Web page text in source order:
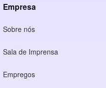
Empresa
Sobre nós
Sala de Imprensa
Empregos